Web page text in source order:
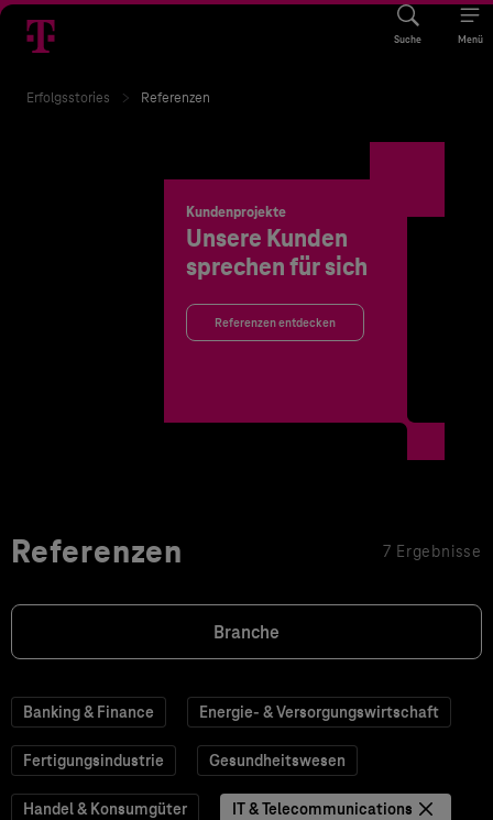
Suche Menü
Erfolgsstories Referenzen
Kundenprojekte
Unsere Kunden
sprechen für sich
Referenzen entdecken
Referenzen 7 Ergebnisse
Branche
Banking & Finance Energie- & Versorgungswirtschaft
Fertigungsindustrie Gesundheitswesen
Handel & Konsumgüter IT & Telecommunications